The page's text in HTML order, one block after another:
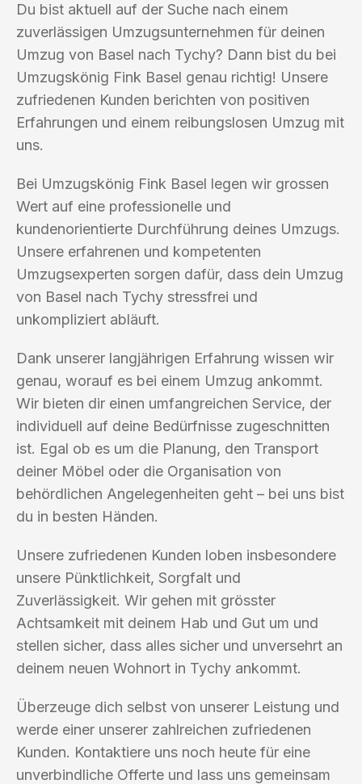
Du bist aktuell auf der Suche nach einem
zuverlässigen Umzugsunternehmen für deinen
Umzug von Basel nach Tychy? Dann bist du bei
Umzugskönig Fink Basel genau richtig! Unsere
zufriedenen Kunden berichten von positiven
Erfahrungen und einem reibungslosen Umzug mit
uns.
Bei Umzugskönig Fink Basel legen wir grossen
Wert auf eine professionelle und
kundenorientierte Durchführung deines Umzugs.
Unsere erfahrenen und kompetenten
Umzugsexperten sorgen dafür, dass dein Umzug
von Basel nach Tychy stressfrei und
unkompliziert abläuft.
Dank unserer langjährigen Erfahrung wissen wir
genau, worauf es bei einem Umzug ankommt.
Wir bieten dir einen umfangreichen Service, der
individuell auf deine Bedürfnisse zugeschnitten
ist. Egal ob es um die Planung, den Transport
deiner Möbel oder die Organisation von
behördlichen Angelegenheiten geht – bei uns bist
du in besten Händen.
Unsere zufriedenen Kunden loben insbesondere
unsere Pünktlichkeit, Sorgfalt und
Zuverlässigkeit. Wir gehen mit grösster
Achtsamkeit mit deinem Hab und Gut um und
stellen sicher, dass alles sicher und unversehrt an
deinem neuen Wohnort in Tychy ankommt.
Überzeuge dich selbst von unserer Leistung und
werde einer unserer zahlreichen zufriedenen
Kunden. Kontaktiere uns noch heute für eine
unverbindliche Offerte und lass uns gemeinsam